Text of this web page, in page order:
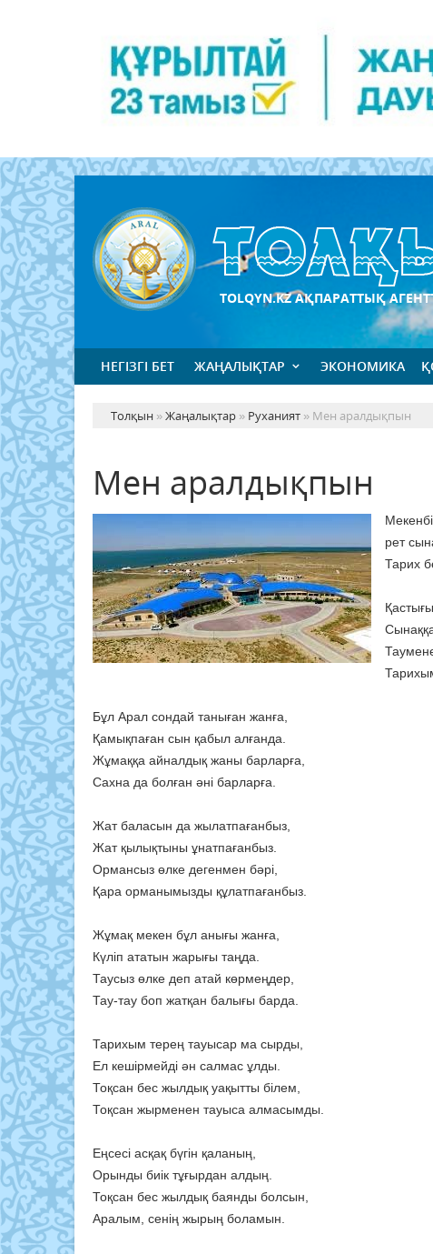
TOLQYN.KZ АҚПАРАТТЫҚ
НЕГІЗГІ БЕТ ЖАҢАЛЫҚТАР ЭКОНОМИКА
Толқын »Жаңалықтар » Руханият » Мен аралдықпын
Мен аралдықпын
рет
Тарих
Бұл Арал сондай таныған жанға,
Қамықпаған сын қабыл алғанда.
Жұмаққа айналдық жаны барларға,
Сахна да болған әні барларға.
Жат баласын да жылатпағанбыз,
Жат қылықтыны ұнатпағанбыз.
Ормансыз өлке дегенмен бәрі,
Қара орманымызды құлатпағанбыз.
Жұмақ мекен бұл анығы жанға,
Күліп ататын жарығы таңда.
Таусыз өлке деп атай көрмеңдер,
Тау-тау боп жатқан балығы барда.
Тарихым терең тауысар ма сырды,
Ел кешірмейді ән салмас ұлды.
Тоқсан бес жылдық уақытты білем,
Тоқсан жырменен тауыса алмасымды.
Еңсесі асқақ бүгін қаланың,
Орынды биік тұғырдан алдың.
Тоқсан бес жылдық баянды болсын,
Аралым, сенің жырың боламын.